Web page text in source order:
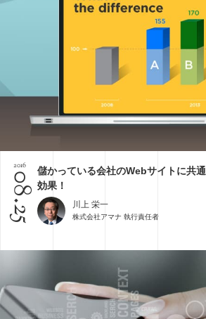
2016
08.25儲かっている会社のWebサイトに共
効果！
川上 栄一
株式会社アマナ 執行責任者